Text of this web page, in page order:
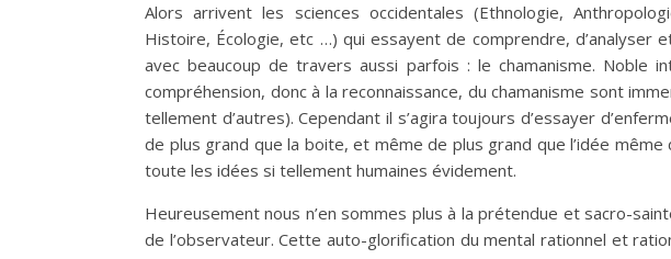
Alors arrivent les sciences occidentales (Ethnologie,
Histoire, Écologie, etc …) qui essayent de comprendre, d’analyser
avec beaucoup de travers aussi parfois : le chamanisme. Noble
compréhension, donc à la reconnaissance, du chamanisme sont
tellement d’autres). Cependant il s’agira toujours d’essayer
de plus grand que la boite, et même de plus grand que l’idée
toute les idées si tellement humaines évidement.
Heureusement nous n’en sommes plus à la prétendue et sacro-
de l’observateur. Cette auto-glorification du mental rationnel et